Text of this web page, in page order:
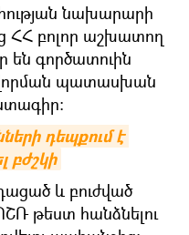
նախարարի
ՀՀ բոլոր աշխատող
գործատուին
պատասխան
դեպքում է
բժշկի
և բուժված
թեստ հանձնելու